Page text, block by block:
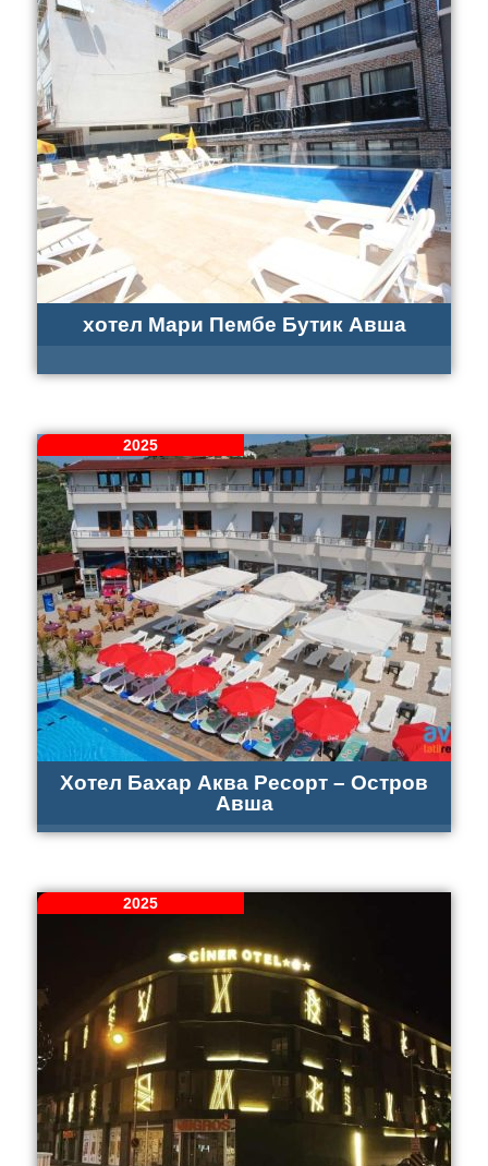
хотел Мари Пембе Бутик Авша
2025
Хотел Бахар Аква Ресорт – Остров
Авша
2025